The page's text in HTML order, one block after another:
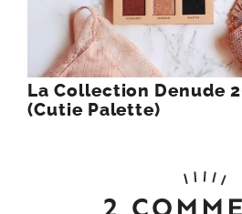
La Collection Denude
(Cutie Palette)